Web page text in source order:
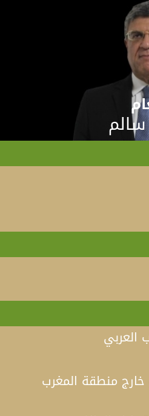
العربي
خارج منطقة المغرب